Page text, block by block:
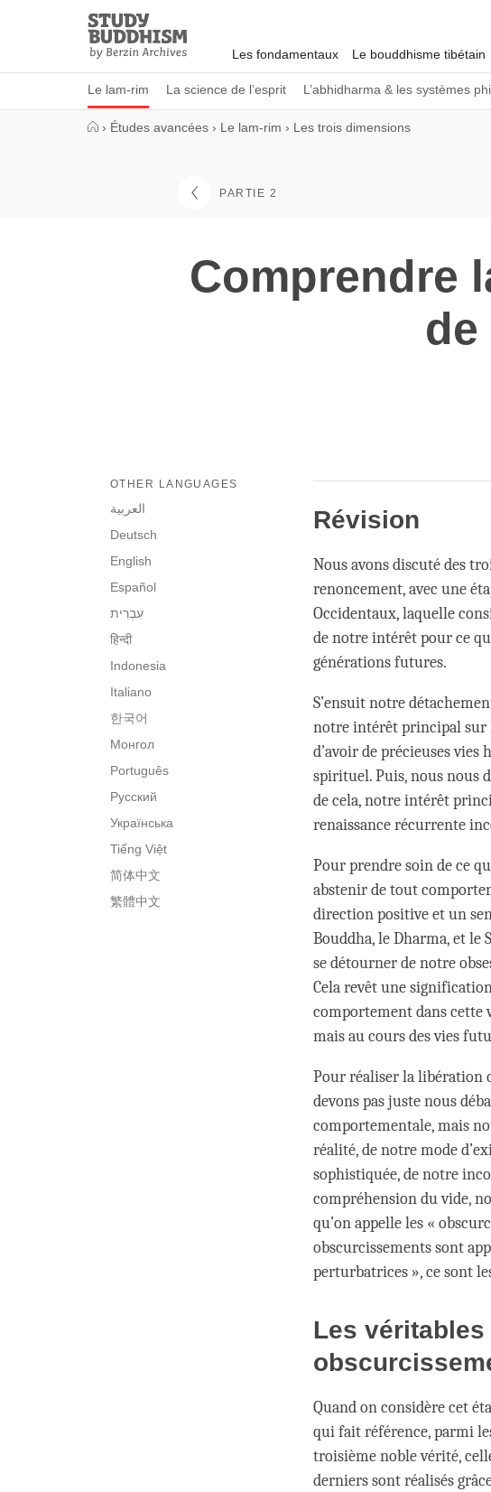
Study
Buddhism
Home
Les fondamentaux Le bouddhisme tibétain
Le lam-rim La science de l’esprit L’abhidharma & les systèmes
› Études avancées › Le lam-rim › Les trois dimensions
PARTIE 2
Comprendre
OTHER LANGUAGES
العربية
Deutsch
English
Español
हिन्दी
Indonesia
Italiano
한국어
Монгол
Português
Русский
Українська
Tiếng Việt
简体中文
繁體中文
Révision
Nous avons discuté des
renoncement, avec une
Occidentaux, laquelle
de notre intérêt pour ce
générations futures.
S’ensuit notre
notre intérêt principal sur
d’avoir de précieuses
spirituel. Puis, nous nous
de cela, notre intérêt
renaissance récurrente
Pour prendre soin de ce
abstenir de tout
direction positive et un
Bouddha, le Dharma, et le
se détourner de notre
Cela revêt une
comportement dans cette
mais au cours des vies
Pour réaliser la libération
devons pas juste nous
comportementale, mais
réalité, de notre mode
sophistiquée, de notre
compréhension du vide,
qu’on appelle les «
obscurcissements sont
perturbatrices », ce sont
Les
Quand on considère cet
qui fait référence, parmi
troisième noble vérité,
derniers sont réalisés